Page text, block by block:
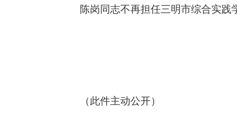
陈岗同志不再担任三明市综合实践
（此件主动公开）